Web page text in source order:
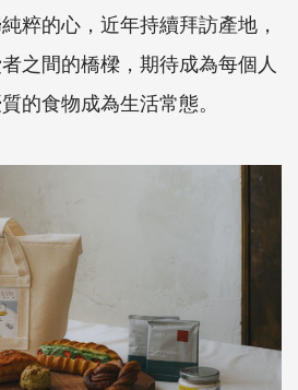
粹的心，近年持續拜訪產地，
之間的橋樑，期待成為每個人
的食物成為生活常態。